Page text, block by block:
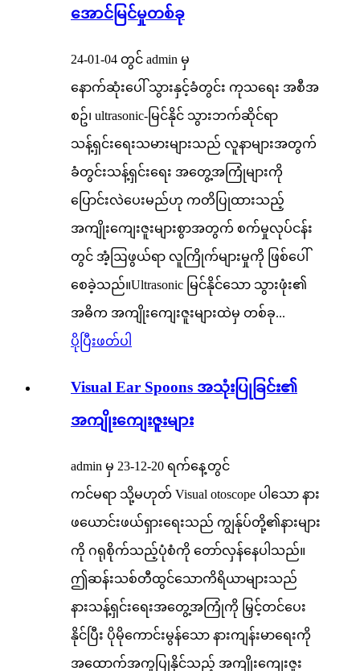
အောင်မြင်မှုတစ်ခု
24-01-04 တွင် admin မှ
နောက်ဆုံးပေါ် သွားနှင့်ခံတွင်း ကုသရေး အစီအ
စဥ်၊ ultrasonic-မြင်နိုင် သွားဘက်ဆိုင်ရာ
သန့်ရှင်းရေးသမားများသည် လူနာများအတွက်
ခံတွင်းသန့်ရှင်းရေး အတွေ့အကြုံများကို
ပြောင်းလဲပေးမည်ဟု ကတိပြုထားသည့်
အကျိုးကျေးဇူးများစွာအတွက် စက်မှုလုပ်ငန်း
တွင် အံ့ဩဖွယ်ရာ လူကြိုက်များမှုကို ဖြစ်ပေါ်
စေခဲ့သည်။Ultrasonic မြင်နိုင်သော သွားဖုံး၏
အဓိက အကျိုးကျေးဇူးများထဲမှ တစ်ခု...
ပိုပြီးဖတ်ပါ
Visual Ear Spoons အသုံးပြုခြင်း၏
အကျိုးကျေးဇူးများ
admin မှ 23-12-20 ရက်နေ့တွင်
ကင်မရာ သို့မဟုတ် Visual otoscope ပါသော နား
ဖယောင်းဖယ်ရှားရေးသည် ကျွန်ုပ်တို့၏နားများ
ကို ဂရုစိုက်သည့်ပုံစံကို တော်လှန်နေပါသည်။
ဤဆန်းသစ်တီထွင်သောကိရိယာများသည်
နားသန့်ရှင်းရေးအတွေ့အကြုံကို မြှင့်တင်ပေး
နိုင်ပြီး ပိုမိုကောင်းမွန်သော နားကျန်းမာရေးကို
အထောက်အကူပြုနိုင်သည့် အကျိုးကျေးဇူး